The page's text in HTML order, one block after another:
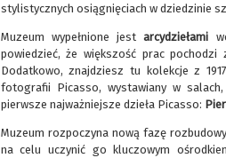
stylistycznych osiągnięciach w dziedzinie
Muzeum wypełnione jest arcydziełami
powiedzieć, że większość prac
Dodatkowo, znajdziesz tu kolekcje z
fotografii Picasso, wystawiany w
pierwsze najważniejsze dzieła Picasso:
Muzeum rozpoczyna nową fazę
na celu uczynić go kluczowym